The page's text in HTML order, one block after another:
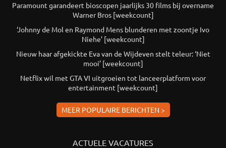
Paramount garandeert bioscopen jaarlijks 30 films bij overname
Warner Bros [weekcount]
‘Johnny de Mol en Raymond Mens blunderen met zoontje Ivo
Niehe’ [weekcount]
Nieuw haar afgekickte Eva van de Wijdeven stelt teleur: ‘Niet
mooi’ [weekcount]
Netflix wil met GTA VI uitgroeien tot lanceerplatform voor
entertainment [weekcount]
MEER POPULAIRE BERICHTEN >
ACTUELE VACATURES